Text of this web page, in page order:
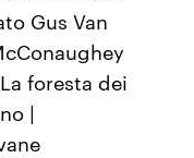
Gus Van
foresta dei
|